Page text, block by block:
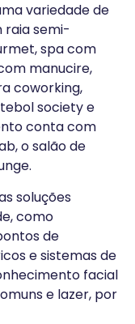
variedade de
raia semi-
spa com
manucire,
coworking,
society e
conta com
o salão de
soluções
como
de
e sistemas de
facial
e lazer, por